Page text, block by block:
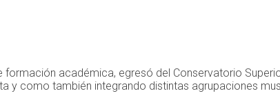
académica, egresó del Conservatorio
y como también integrando distintas agrupaciones